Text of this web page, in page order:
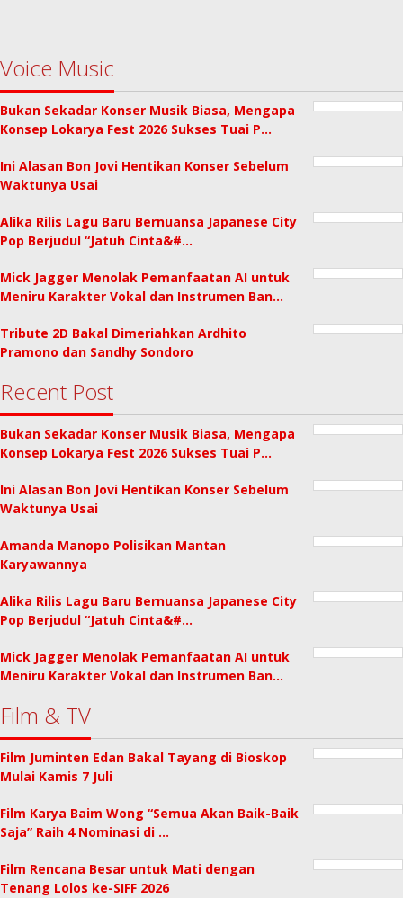
Voice Music
Bukan Sekadar Konser Musik Biasa, Mengapa
Konsep Lokarya Fest 2026 Sukses Tuai P…
Ini Alasan Bon Jovi Hentikan Konser Sebelum
Waktunya Usai
Alika Rilis Lagu Baru Bernuansa Japanese City
Pop Berjudul “Jatuh Cinta&#…
Mick Jagger Menolak Pemanfaatan AI untuk
Meniru Karakter Vokal dan Instrumen Ban…
Tribute 2D Bakal Dimeriahkan Ardhito
Pramono dan Sandhy Sondoro
Recent Post
Bukan Sekadar Konser Musik Biasa, Mengapa
Konsep Lokarya Fest 2026 Sukses Tuai P…
Ini Alasan Bon Jovi Hentikan Konser Sebelum
Waktunya Usai
Amanda Manopo Polisikan Mantan
Karyawannya
Alika Rilis Lagu Baru Bernuansa Japanese City
Pop Berjudul “Jatuh Cinta&#…
Mick Jagger Menolak Pemanfaatan AI untuk
Meniru Karakter Vokal dan Instrumen Ban…
Film & TV
Film Juminten Edan Bakal Tayang di Bioskop
Mulai Kamis 7 Juli
Film Karya Baim Wong “Semua Akan Baik-Baik
Saja” Raih 4 Nominasi di …
Film Rencana Besar untuk Mati dengan
Tenang Lolos ke-SIFF 2026